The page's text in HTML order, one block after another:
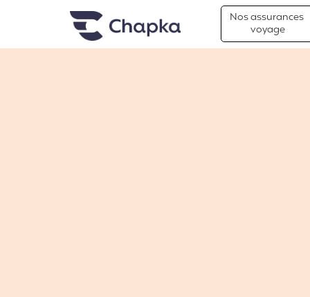
Chapka Assurances Voyages
Nos assurances
voyage